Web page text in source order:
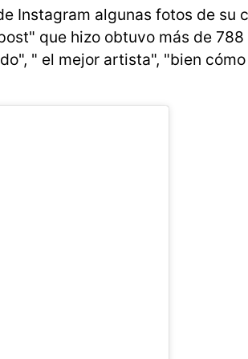
Instagram algunas fotos de su
que hizo obtuvo más de
" el mejor artista", "bien